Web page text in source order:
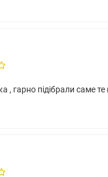
, гарно підібрали саме